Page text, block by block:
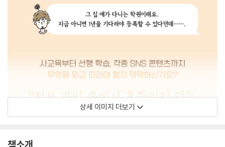
상세 이미지 더보기
책소개